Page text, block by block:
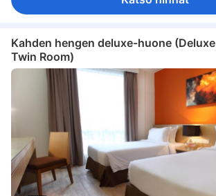
Kahden hengen deluxe-huone (Deluxe
Twin Room)